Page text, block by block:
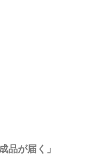
品が届く」